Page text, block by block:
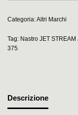
Categoria:Altri Marchi
Tag: Nastro JET STREAM
375
Descrizione